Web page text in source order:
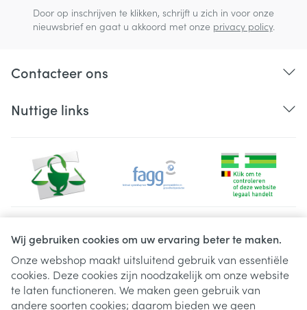
Wij gebruiken cookies om uw ervaring beter te maken.
Onze webshop maakt uitsluitend gebruik van essentiële
cookies. Deze cookies zijn noodzakelijk om onze website
te laten functioneren. We maken geen gebruik van
andere soorten cookies; daarom bieden we geen
Door op inschrijven te klikken, schrijft u zich in voor onze
nieuwsbrief en gaat u akkoord met onze privacy policy.
Contacteer ons
Nuttige links
Juridische links